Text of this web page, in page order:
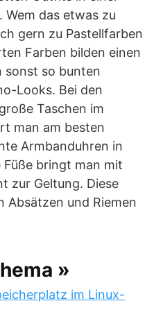
Wem das etwas zu
gern zu Pastellfarben
Farben bilden einen
sonst so bunten
Looks. Bei den
Taschen im
man am besten
Armbanduhren in
Füße bringt man mit
zur Geltung. Diese
Absätzen und Riemen
»
im Linux-